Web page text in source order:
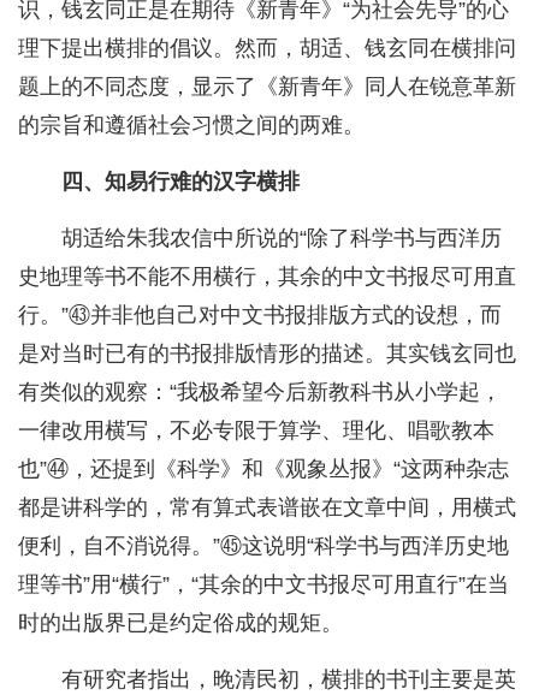
识，钱玄同正是在期待《新青年》“为社会先导”的心
理下提出横排的倡议。然而，胡适、钱玄同在横排问
题上的不同态度，显示了《新青年》同人在锐意革新
的宗旨和遵循社会习惯之间的两难。
四、知易行难的汉字横排
胡适给朱我农信中所说的“除了科学书与西洋历
史地理等书不能不用横行，其余的中文书报尽可用直
行。”㊸并非他自己对中文书报排版方式的设想，而
是对当时已有的书报排版情形的描述。其实钱玄同也
有类似的观察：“我极希望今后新教科书从小学起，
一律改用横写，不必专限于算学、理化、唱歌教本
也”㊹，还提到《科学》和《观象丛报》“这两种杂志
都是讲科学的，常有算式表谱嵌在文章中间，用横式
便利，自不消说得。”㊺这说明“科学书与西洋历史地
理等书”用“横行”，“其余的中文书报尽可用直行”在当
时的出版界已是约定俗成的规矩。
有研究者指出，晚清民初，横排的书刊主要是英